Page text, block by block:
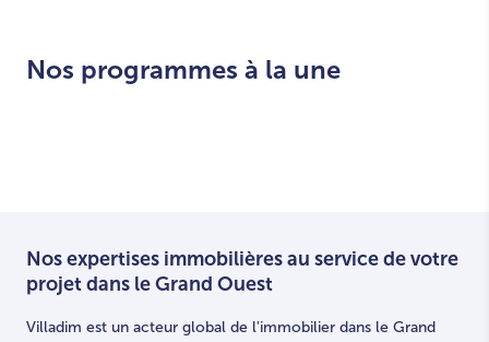
Nos programmes à la une
Nos expertises immobilières au service de votre
projet dans le Grand Ouest
Villadim est un acteur global de l'immobilier dans le Grand